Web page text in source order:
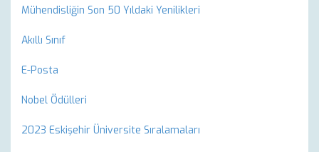
Mühendisliğin Son 50 Yıldaki Yenilikleri
Akıllı Sınıf
E-Posta
Nobel Ödülleri
2023 Eskişehir Üniversite Sıralamaları